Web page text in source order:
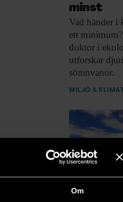
Om
minst
Vad händer i
ett
doktor i
utforskar
sömnvanor.
MILJÖ & KLIMAT